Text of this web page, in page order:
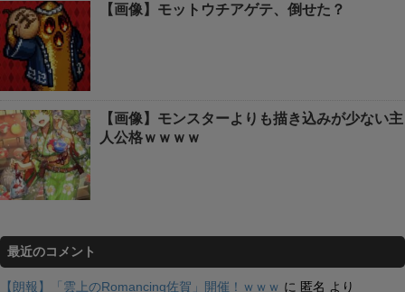
【画像】モットウチアゲテ、倒せた？
【画像】モンスターよりも描き込みが少ない主
人公格ｗｗｗｗ
最近のコメント
【朗報】「雲上のRomancing佐賀」開催！ｗｗｗ に 匿名 より